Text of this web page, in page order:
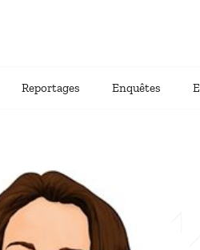
Reportages Enquêtes